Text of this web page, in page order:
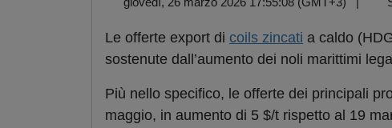
Le offerte export di coils zincati a caldo
sostenute dall’aumento dei noli marittimi
Più nello specifico, le offerte dei principali
maggio, in aumento di 5 $/t rispetto al 19